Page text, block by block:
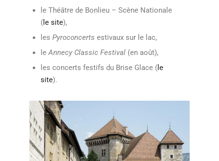
le Théâtre de Bonlieu – Scène Nationale
(le site),
les Pyroconcerts estivaux sur le lac,
le Annecy Classic Festival(en août),
les concerts festifs du Brise Glace (le
site).